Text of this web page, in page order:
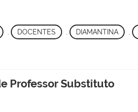
, DOCENTES , DIAMANTINA
Professor Substituto